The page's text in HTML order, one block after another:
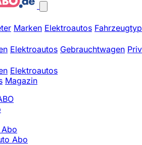
Marken Elektroautos
Elektroautos Gebrauchtwagen
Elektroautos
Magazin
Abo